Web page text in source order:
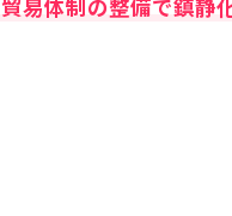
貿易体制の整備で鎮静